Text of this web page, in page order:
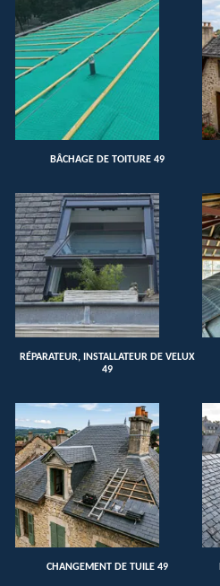
BÂCHAGE DE TOITURE 49
RÉPARATEUR, INSTALLATEUR DE VELUX
49
CHANGEMENT DE TUILE 49